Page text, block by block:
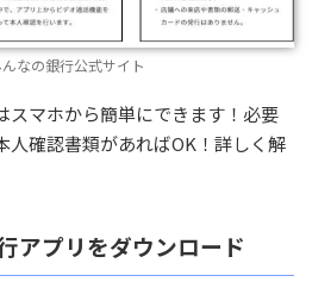
なの銀行公式サイト
スマホから簡単にできます！必要
人確認書類があればOK！詳しく解
アプリをダウンロード